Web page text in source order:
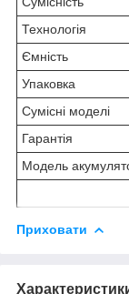
Технологія
Ємність
Упаковка
Сумісні моделі
Гарантія
Модель
Приховати